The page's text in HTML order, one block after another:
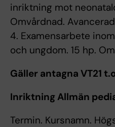
inriktning mot
Omvårdnad.
4. Examensarbete
och ungdom. 15 hp.
Gäller antagna VT21
Inriktning Allmän
Termin. Kursnamn.